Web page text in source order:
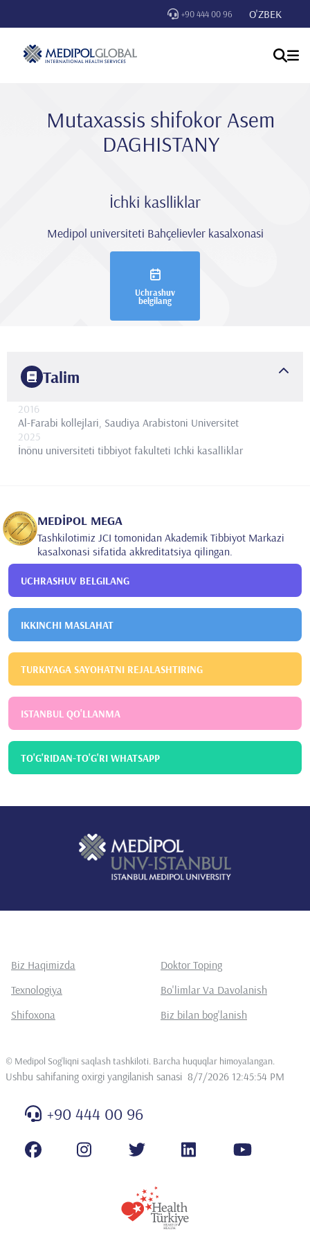
+90 444 00 96 O'ZBEK
Mutaxassis shifokor Asem
DAGHISTANY
İchki kaslliklar
Medipol universiteti Bahçelievler kasalxonasi
Uchrashuv
belgilang
Talim
2016
Al-Farabi kollejlari, Saudiya Arabistoni Universitet
2025
İnönu universiteti tibbiyot fakulteti Ichki kasalliklar
MEDİPOL MEGA
Tashkilotimiz JCI tomonidan Akademik Tibbiyot Markazi
kasalxonasi sifatida akkreditatsiya qilingan.
UCHRASHUV BELGILANG
IKKINCHI MASLAHAT
TURKIYAGA SAYOHATNI REJALASHTIRING
ISTANBUL QO'LLANMA
TO'G'RIDAN-TO'G'RI WHATSAPP
Biz Haqimizda
Doktor Toping
Texnologiya
Bo'limlar Va Davolanish
Shifoxona
Biz bilan bog'lanish
© Medipol Sog'liqni saqlash tashkiloti. Barcha huquqlar himoyalangan.
Ushbu sahifaning oxirgi yangilanish sanasi 8/7/2026 12:45:54 PM
+90 444 00 96